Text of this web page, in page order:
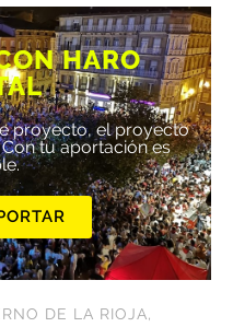
HARO
proyecto, el proyecto
tu aportación es
DE LA RIOJA,